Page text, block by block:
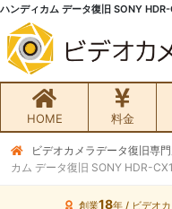
ハンディカム データ復旧 SONY
HOME 料金
無料初期診断お申込み
ビデオカメラ データ復
ビデオカメラデータ復旧専
カム データ復旧 SONY HDR-
創業18年 / ビデオ